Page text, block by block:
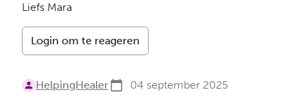
Liefs Mara
Login om te reageren
HelpingHealer 04 september 2025